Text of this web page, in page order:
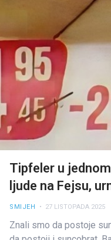
Tipfeler u
ljude na Fejsu,
SMIJEH • 27 LISTOPADA 2025
Znali smo da postoje